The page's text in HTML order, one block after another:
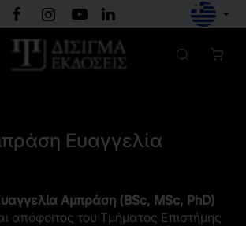
Ευαγγελία
Αμπράση (BSc, MSc, PhD)
απόφοιτος του Τμήματος Επιστήμης